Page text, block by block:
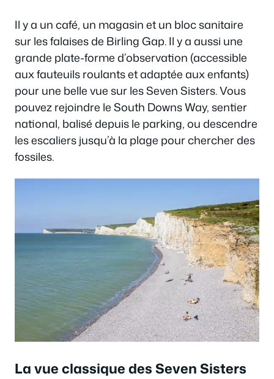
Il y a un café, un magasin et un bloc sanitaire
sur les falaises de Birling Gap. Il y a aussi une
grande plate-forme d’observation (accessible
aux fauteuils roulants et adaptée aux enfants)
pour une belle vue sur les Seven Sisters. Vous
pouvez rejoindre le South Downs Way, sentier
national, balisé depuis le parking, ou descendre
les escaliers jusqu’à la plage pour chercher des
fossiles.
La vue classique des Seven Sisters